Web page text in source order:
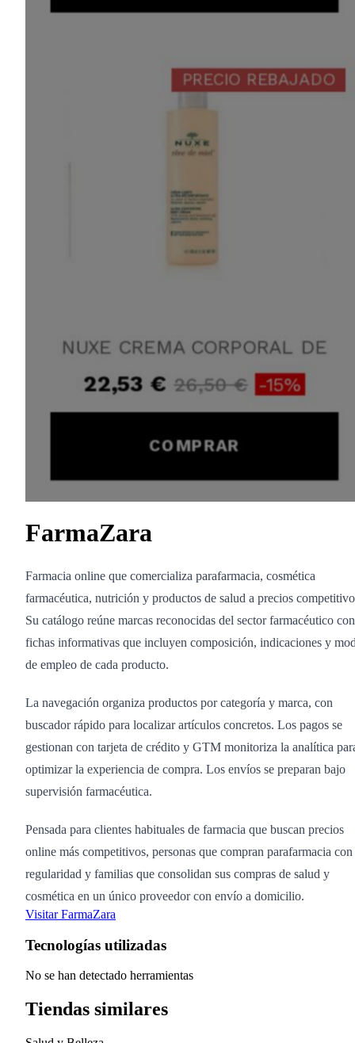
FarmaZara
Farmacia online que comercializa parafarmacia, cosmética
farmacéutica, nutrición y productos de salud a precios
Su catálogo reúne marcas reconocidas del sector farmacéutico con
fichas informativas que incluyen composición, indicaciones y
de empleo de cada producto.
La navegación organiza productos por categoría y marca, con
buscador rápido para localizar artículos concretos. Los pagos se
gestionan con tarjeta de crédito y GTM monitoriza la analítica
optimizar la experiencia de compra. Los envíos se preparan bajo
supervisión farmacéutica.
Pensada para clientes habituales de farmacia que buscan precios
online más competitivos, personas que compran parafarmacia con
regularidad y familias que consolidan sus compras de salud y
cosmética en un único proveedor con envío a domicilio.
Visitar FarmaZara
Tecnologías utilizadas
No se han detectado herramientas
Tiendas similares